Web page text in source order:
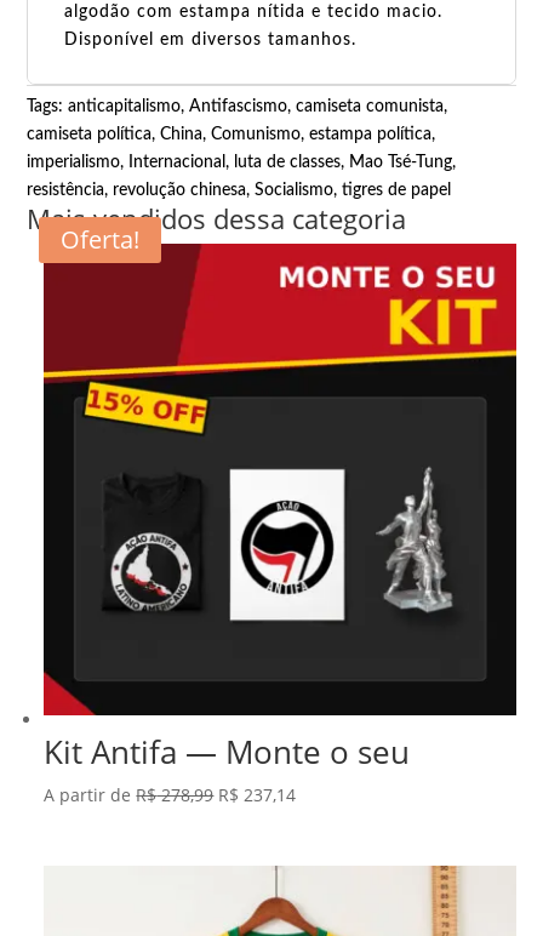
algodão com estampa nítida e tecido macio.
Disponível em diversos tamanhos.
Tags:anticapitalismo,Antifascismo,camiseta comunista,
camiseta política,China,Comunismo,estampa política,
imperialismo, Internacional, luta de classes, Mao Tsé-Tung,
resistência, revolução chinesa,Socialismo,tigres de papel
Mais vendidos dessa categoria
Oferta!
Kit Antifa — Monte o seu
A partir deR$278,99 O
R$ 278,99.
R$ 237,14O
R$ 237,14.